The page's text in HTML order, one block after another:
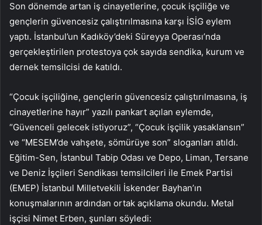
Son dönemde artan iş cinayetlerine, çocuk işçiliğe ve
gençlerin güvencesiz çalıştırılmasına karşı İSİG eylem
yaptı. İstanbul’un Kadıköy’deki Süreyya Operası’nda
gerçekleştirilen protestoya çok sayıda sendika, kurum ve
dernek temsilcisi de katıldı.
“Çocuk işçiliğine, gençlerin güvencesiz çalıştırılmasına, iş
cinayetlerine hayır” yazılı pankart açılan eylemde,
“Güvenceli gelecek istiyoruz”, “Çocuk işçilik yasaklansın”
ve “MESEM’de vahşete, sömürüye son” sloganları atıldı.
Eğitim-Sen, İstanbul Tabip Odası ve Depo, Liman, Tersane
ve Deniz İşçileri Sendikası temsilcileri ile Emek Partisi
(EMEP) İstanbul Milletvekili İskender Bayhan’ın
konuşmalarının ardından ortak açıklama okundu. Metal
işçisi Nimet Erben, şunları söyledi: